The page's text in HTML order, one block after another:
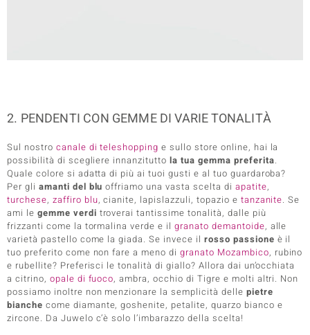
2. PENDENTI CON GEMME DI VARIE TONALITÀ
Sul nostro canale di teleshopping e sullo store online, hai la
possibilità di scegliere innanzituttola tua gemma preferita.
Quale colore si adatta di più ai tuoi gusti e al tuo guardaroba?
Per gli amanti del blu offriamo una vasta scelta di apatite,
turchese, zaffiro blu, cianite, lapislazzuli, topazio e tanzanite. Se
ami le gemme verdi troverai tantissime tonalità, dalle più
frizzanti come la tormalina verde e ilgranato demantoide, alle
varietà pastello come la giada. Se invece il rosso passione è il
tuo preferito come non fare a meno digranato Mozambico, rubino
e rubellite? Preferisci le tonalità di giallo? Allora dai un’occhiata
a citrino, opale di fuoco, ambra, occhio di Tigre e molti altri. Non
possiamo inoltre non menzionare la semplicità delle pietre
bianche come diamante, goshenite, petalite, quarzo bianco e
zircone. Da Juwelo c’è solo l’imbarazzo della scelta!